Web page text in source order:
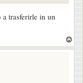
trasferirle in un
o